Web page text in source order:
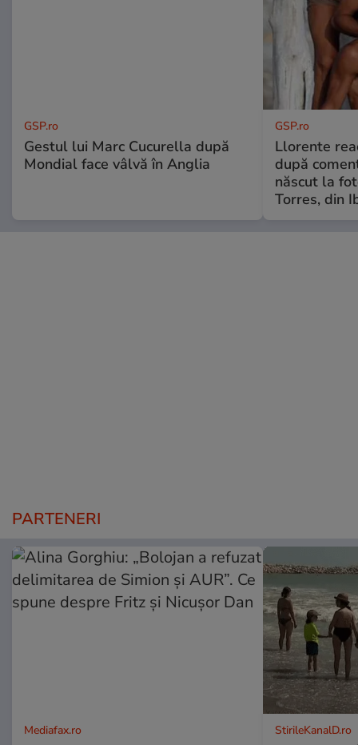
GSP.ro
Gestul lui Marc Cucurella după
Mondial face vâlvă în Anglia
GSP.ro
Llorente
după
născut la
Torres, din
PARTENERI
Mediafax.ro StirileKanalD.ro